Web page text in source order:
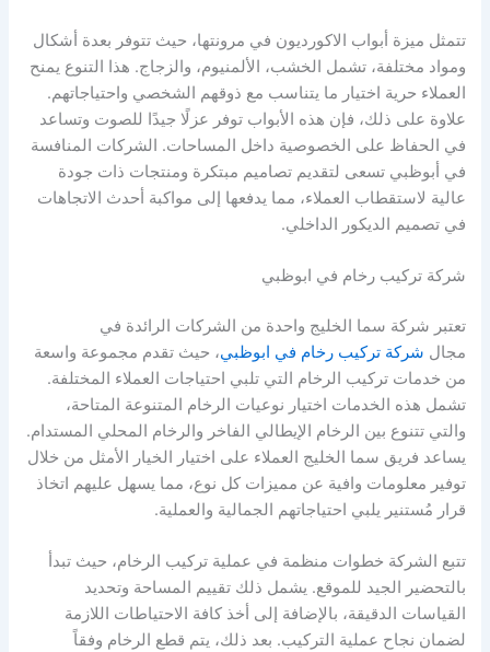
تتمثل ميزة أبواب الاكورديون في مرونتها، حيث تتوفر بعدة أشكال
ومواد مختلفة، تشمل الخشب، الألمنيوم، والزجاج. هذا التنوع يمنح
العملاء حرية اختيار ما يتناسب مع ذوقهم الشخصي واحتياجاتهم.
علاوة على ذلك، فإن هذه الأبواب توفر عزلًا جيدًا للصوت وتساعد
في الحفاظ على الخصوصية داخل المساحات. الشركات المنافسة
في أبوظبي تسعى لتقديم تصاميم مبتكرة ومنتجات ذات جودة
عالية لاستقطاب العملاء، مما يدفعها إلى مواكبة أحدث الاتجاهات
في تصميم الديكور الداخلي.
شركة تركيب رخام في ابوظبي
تعتبر شركة سما الخليج واحدة من الشركات الرائدة في
مجال شركة تركيب رخام في ابوظبي، حيث تقدم مجموعة واسعة
من خدمات تركيب الرخام التي تلبي احتياجات العملاء المختلفة.
تشمل هذه الخدمات اختيار نوعيات الرخام المتنوعة المتاحة،
والتي تتنوع بين الرخام الإيطالي الفاخر والرخام المحلي المستدام.
يساعد فريق سما الخليج العملاء على اختيار الخيار الأمثل من خلال
توفير معلومات وافية عن مميزات كل نوع، مما يسهل عليهم اتخاذ
قرار مُستنير يلبي احتياجاتهم الجمالية والعملية.
تتبع الشركة خطوات منظمة في عملية تركيب الرخام، حيث تبدأ
بالتحضير الجيد للموقع. يشمل ذلك تقييم المساحة وتحديد
القياسات الدقيقة، بالإضافة إلى أخذ كافة الاحتياطات اللازمة
لضمان نجاح عملية التركيب. بعد ذلك، يتم قطع الرخام وفقاً